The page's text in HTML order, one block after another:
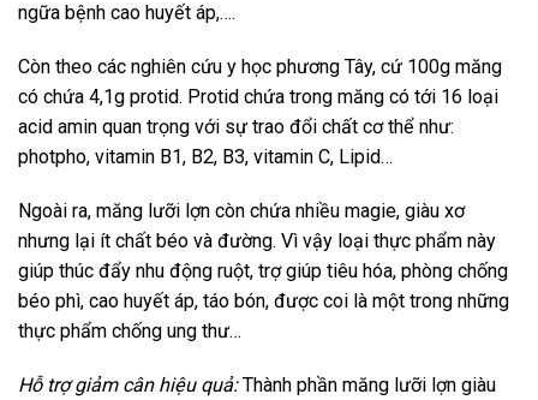
ngữa bệnh cao huyết áp,….
Còn theo các nghiên cứu y học phương Tây, cứ 100g măng
có chứa 4,1g protid. Protid chứa trong măng có tới 16 loại
acid amin quan trọng với sự trao đổi chất cơ thể như:
photpho, vitamin B1, B2, B3, vitamin C, Lipid…
Ngoài ra, măng lưỡi lợn còn chứa nhiều magie, giàu xơ
nhưng lại ít chất béo và đường. Vì vậy loại thực phẩm này
giúp thúc đẩy nhu động ruột, trợ giúp tiêu hóa, phòng chống
béo phì, cao huyết áp, táo bón, được coi là một trong những
thực phẩm chống ung thư…
Hỗ trợ giảm cân hiệu quả:Thành phần măng lưỡi lợn giàu